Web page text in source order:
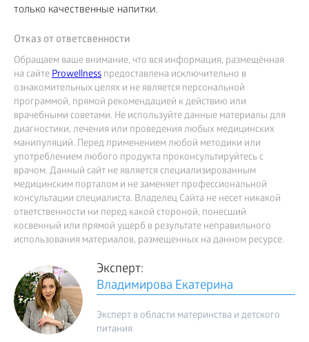
только качественные напитки.
Отказ от ответсвенности
Обращаем ваше внимание, что вся информация, размещённая
на сайтеProwellness предоставлена исключительно в
ознакомительных целях и не является персональной
программой, прямой рекомендацией к действию или
врачебными советами. Не используйте данные материалы для
диагностики, лечения или проведения любых медицинских
манипуляций. Перед применением любой методики или
употреблением любого продукта проконсультируйтесь с
врачом. Данный сайт не является специализированным
медицинским порталом и не заменяет профессиональной
консультации специалиста. Владелец Сайта не несет никакой
ответственности ни перед какой стороной, понесший
косвенный или прямой ущерб в результате неправильного
использования материалов, размещенных на данном ресурсе.
Эксперт:
Владимирова Екатерина
Эксперт в области материнства и детского
питания